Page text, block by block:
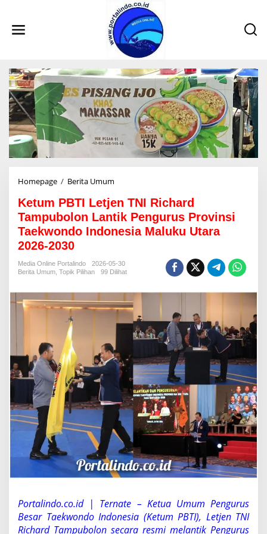
Homepage / Berita Umum
t
u
m
P
I
L
t
j
e
T
N
I
h
a
r
d
T
a
m
p
b
o
Ketum PBTI Letjen TNI Richard
Tampubolon Lantik Pengurus Provinsi
Taekwondo Indonesia Maluku Utara
2026-2030
Media Online Portalindo
2026-05-30
Berita Umum Topik Pilihan 99 Dilihat
Portalindo.co.id | Ternate – Ketua Umum Pengurus
Besar Taekwondo Indonesia (Ketum PBTI), Letjen TNI
Richard Tampubolon secara resmi melantik Pengurus